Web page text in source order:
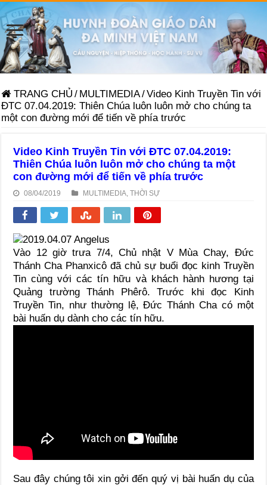
TRANG CHỦ / MULTIMEDIA/Video Kinh Truyền Tin với
ĐTC 07.04.2019: Thiên Chúa luôn luôn mở cho chúng ta
một con đường mới để tiến về phía trước
Video Kinh Truyền Tin với ĐTC 07.04.2019:
Thiên Chúa luôn luôn mở cho chúng ta một
con đường mới để tiến về phía trước
08/04/2019 MULTIMEDIA ,THỜI SỰ
Vào 12 giờ trưa 7/4, Chủ nhật V Mùa Chay, Đức
Thánh Cha Phanxicô đã chủ sự buổi đọc kinh Truyền
Tin cùng với các tín hữu và khách hành hương tại
Quảng trường Thánh Phêrô. Trước khi đọc Kinh
Truyền Tin, như thường lệ, Đức Thánh Cha có một
bài huấn dụ dành cho các tín hữu.
Sau đây chúng tôi xin gởi đến quý vị bài huấn dụ của